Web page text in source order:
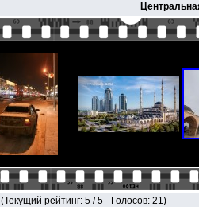
(Текущий рейтинг: 5 / 5 - Голосов: 21)